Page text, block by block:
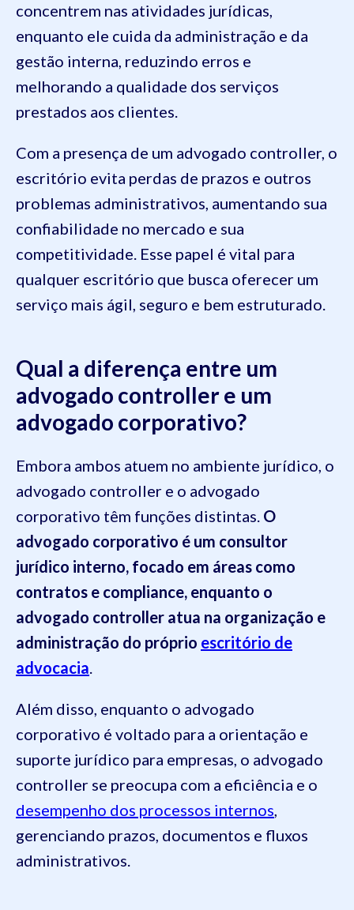
concentrem nas atividades jurídicas,
enquanto ele cuida da administração e da
gestão interna, reduzindo erros e
melhorando a qualidade dos serviços
prestados aos clientes.
Com a presença de um advogado controller, o
escritório evita perdas de prazos e outros
problemas administrativos, aumentando sua
confiabilidade no mercado e sua
competitividade. Esse papel é vital para
qualquer escritório que busca oferecer um
serviço mais ágil, seguro e bem estruturado.
Qual a diferença entre um
advogado controller e um
advogado corporativo?
Embora ambos atuem no ambiente jurídico, o
advogado controller e o advogado
corporativo têm funções distintas. O
advogado corporativo é um consultor
jurídico interno, focado em áreas como
contratos e compliance, enquanto o
advogado controller atua na organização e
administração do próprio escritório de
advocacia.
Além disso, enquanto o advogado
corporativo é voltado para a orientação e
suporte jurídico para empresas, o advogado
controller se preocupa com a eficiência e o
desempenho dos processos internos,
gerenciando prazos, documentos e fluxos
administrativos.